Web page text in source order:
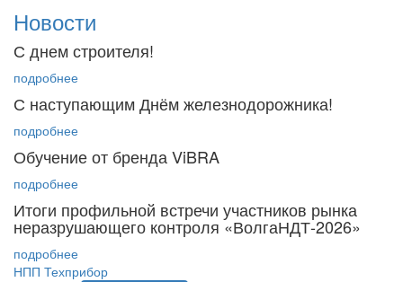
Новости
С днем строителя!
подробнее
С наступающим Днём железнодорожника!
подробнее
Обучение от бренда ViBRA
подробнее
Итоги профильной встречи участников рынка
неразрушающего контроля «ВолгаНДТ-2026»
подробнее
НПП Техприбор